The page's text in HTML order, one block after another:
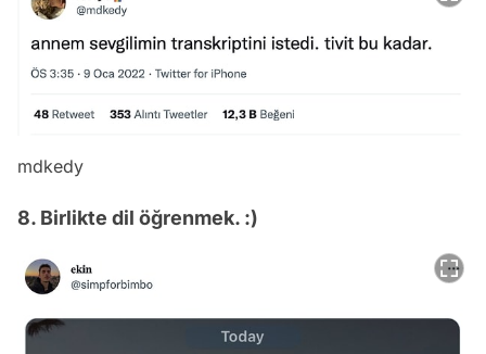
mdkedy
8. Birlikte dil öğrenmek. :)